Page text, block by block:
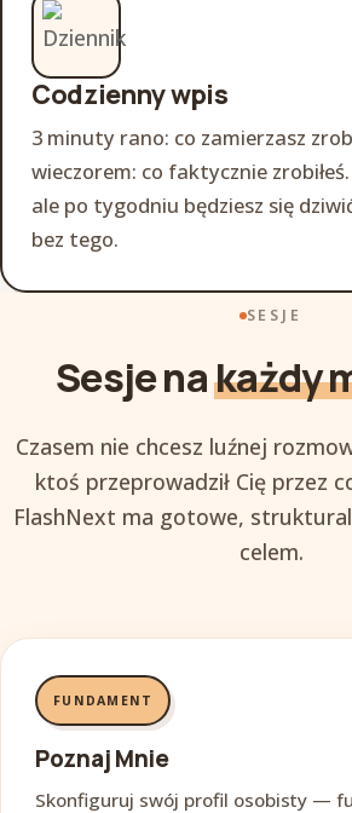
Codzienny wpis
3 minuty rano: co zamierzasz
wieczorem: co faktycznie
ale po tygodniu będziesz się
bez tego.
SESJE
Sesje nakażdy
Czasem nie chcesz luźnej
ktoś przeprowadził Cię przez
FlashNext ma gotowe,
celem.
FUNDAMENT
Poznaj Mnie
Skonfiguruj swój profil osobisty —